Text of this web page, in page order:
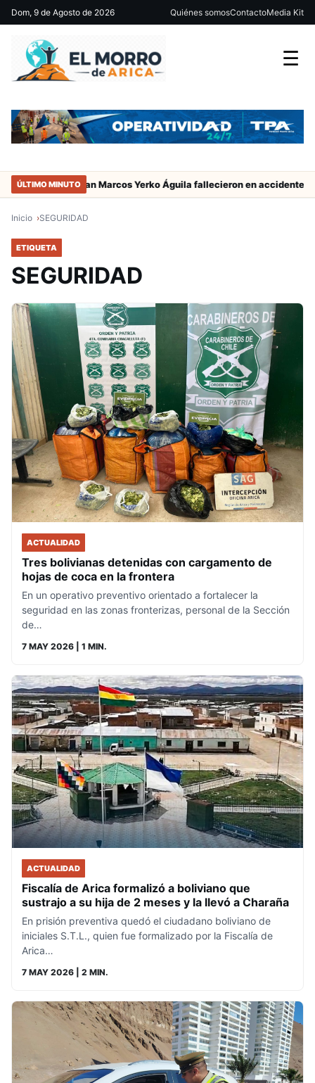
Dom, 9 de Agosto de 2026 Quiénes somosContactoMedia Kit
☰
ÚLTIMO MINUTO
jugador de San Marcos Yerko Águila fallecieron en accidente de
Inicio SEGURIDAD
ETIQUETA
SEGURIDAD
ACTUALIDAD
Tres bolivianas detenidas con cargamento de
hojas de coca en la frontera
En un operativo preventivo orientado a fortalecer la
seguridad en las zonas fronterizas, personal de la Sección
de…
7 MAY 2026 | 1 MIN.
ACTUALIDAD
Fiscalía de Arica formalizó a boliviano que
sustrajo a su hija de 2 meses y la llevó a Charaña
En prisión preventiva quedó el ciudadano boliviano de
iniciales S.T.L., quien fue formalizado por la Fiscalía de
Arica…
7 MAY 2026 | 2 MIN.